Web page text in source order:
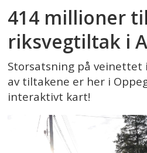
414 millioner til
riksvegtiltak i
Storsatsning på veinettet
av tiltakene er her i
interaktivt kart!